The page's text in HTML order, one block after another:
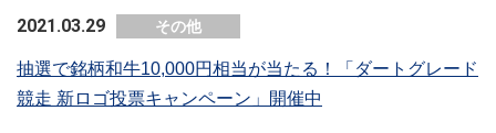
2021.03.29 その他
抽選で銘柄和牛10,000円相当が当たる！「ダートグレード
競走 新ロゴ投票キャンペーン」開催中